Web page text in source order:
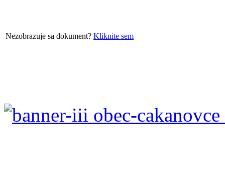
Nezobrazuje sa dokument? Kliknite sem